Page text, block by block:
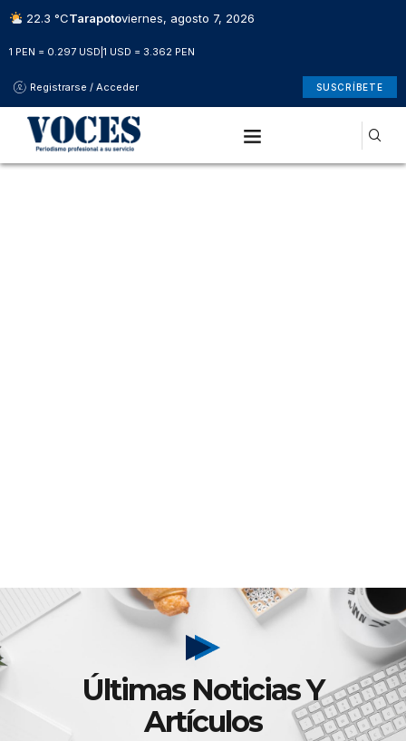
22.3 °CTarapotoviernes, agosto 7, 2026
1 PEN = 0.297 USD 1 USD = 3.362 PEN
Registrarse / Acceder SUSCRÍBETE
Últimas Noticias Y
Artículos